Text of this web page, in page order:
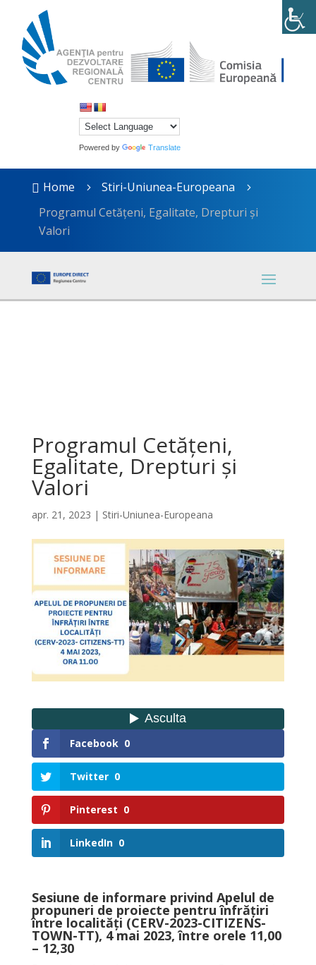
Powered by Translate
 Home 5 Stiri-Uniunea-Europeana 5
Programul Cetățeni, Egalitate, Drepturi și
Valori
Programul Cetățeni,
Egalitate, Drepturi și
Valori
apr. 21, 2023 | Stiri-Uniunea-Europeana
Facebook 0
Twitter 0
Pinterest 0
LinkedIn 0
Sesiune de informare privind Apelul de
propuneri de proiectepentru înfrățiri
între localități (CERV-2023-CITIZENS-
TOWN-TT), 4 mai 2023, între orele 11,00
– 12,30